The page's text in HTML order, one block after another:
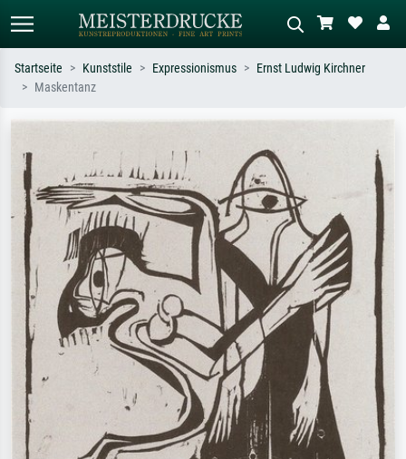
oder Stilen – z.B. Monet,
Sternennacht, Impressionismus, Welle
Hokusai, Akt.
Wiese, Abstrakt mit viel Rot, Dunkles
Ölgemälde, Stehender Akt neben einem
Baum.
Startseite Kunststile Expressionismus
Ernst Ludwig Kirchner
Maskentanz